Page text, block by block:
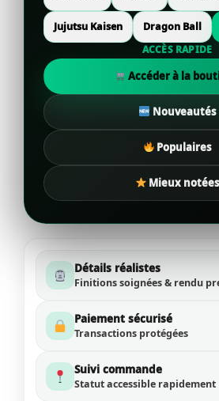
Jujutsu Kaisen Dragon Ball
ACCÈS RAPIDE
Accéder à la
Nouveautés
Populaires
Mieux notées
Détails réalistes
Finitions soignées & rendu
Paiement sécurisé
Transactions protégées
Suivi commande
Statut accessible rapidement